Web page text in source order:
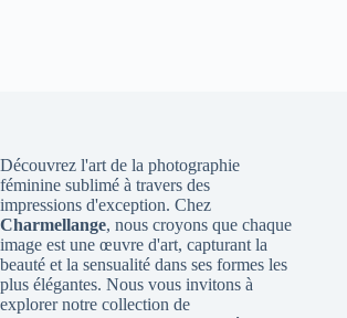
Découvrez l'art de la photographie
féminine sublimé à travers des
impressions d'exception. Chez
Charmellange, nous croyons que chaque
image est une œuvre d'art, capturant la
beauté et la sensualité dans ses formes les
plus élégantes. Nous vous invitons à
explorer notre collection de